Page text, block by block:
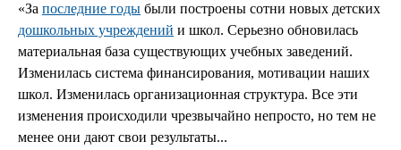
«За последние годы были построены сотни новых детских
дошкольных учреждений и школ. Серьезно обновилась
материальная база существующих учебных заведений.
Изменилась система финансирования, мотивации наших
школ. Изменилась организационная структура. Все эти
изменения происходили чрезвычайно непросто, но тем не
менее они дают свои результаты...